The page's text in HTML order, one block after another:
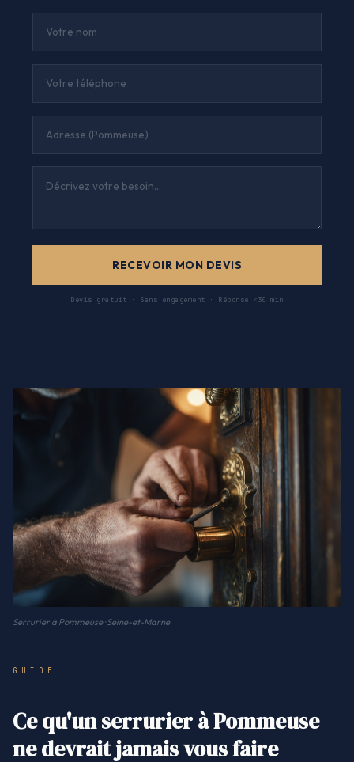
RECEVOIR MON DEVIS
Devis gratuit · Sans engagement · Réponse <30 min
Serrurier à Pommeuse · Seine-et-Marne
GUIDE
Ce qu'un serrurier à Pommeuse
ne devrait jamais vous faire